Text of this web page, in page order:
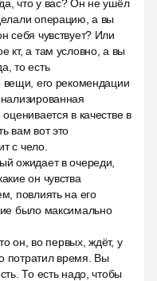
что у вас? Он не ушёл
операцию, а вы
себя чувствует? Или
кт, а там условно, а вы
то есть
вещи, его рекомендации
в качестве в
вам вот это
с чело.
ожидает в очереди,
он чувства
повлиять на его
было максимально
он, во первых, ждёт, у
потратил время. Вы
То есть надо, чтобы